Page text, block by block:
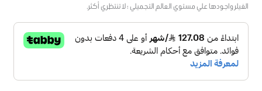
الفيلر واجودها علي مستوي العالم التجميلي ؛ لا تنتظري أكثر.